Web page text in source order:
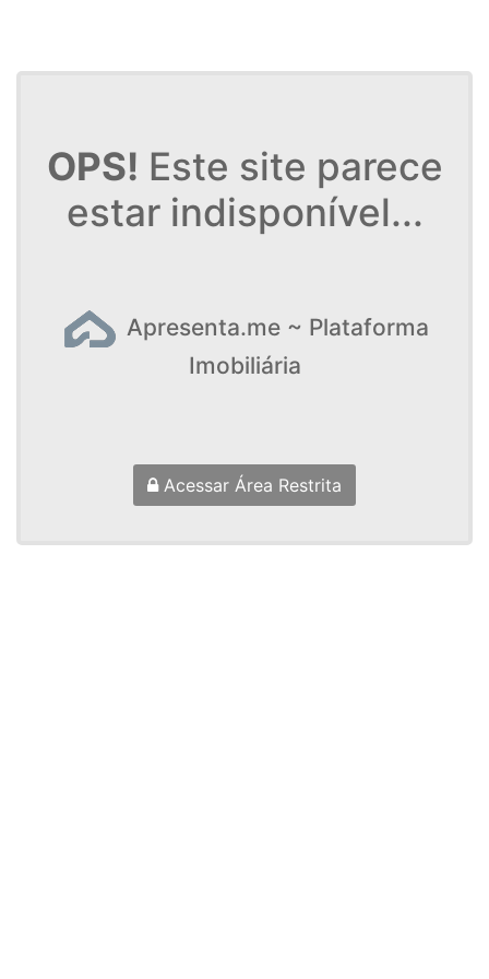
OPS! Este site parece
estar indisponível...
Apresenta.me ~ Plataforma
Imobiliária
Acessar Área Restrita